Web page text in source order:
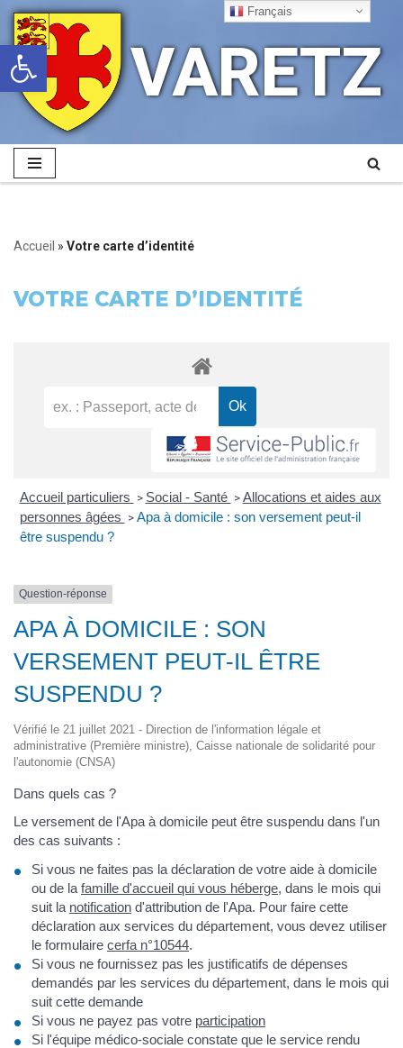
Ouvrir la barre d’outils
Aller
au
contenu
VARETZ
Accueil » Votre carte d’identité
VOTRE CARTE D’IDENTITÉ
Accueil particuliers > Social - Santé > Allocations et aides aux
personnes âgées > Apa à domicile : son versement peut-il
être suspendu ?
Question-réponse
APA À DOMICILE : SON
VERSEMENT PEUT-IL ÊTRE
SUSPENDU ?
Vérifié le 21 juillet 2021 - Direction de l'information légale et
administrative (Première ministre), Caisse nationale de solidarité pour
l'autonomie (CNSA)
Dans quels cas ?
Le versement de l'Apa à domicile peut être suspendu dans l'un
des cas suivants :
Si vous ne faites pas la déclaration de votre aide à domicile
ou de la famille d'accueil qui vous héberge, dans le mois qui
suit la notification d'attribution de l'Apa. Pour faire cette
déclaration aux services du département, vous devez utiliser
le formulaire cerfa n°10544.
Si vous ne fournissez pas les justificatifs de dépenses
demandés par les services du département, dans le mois qui
suit cette demande
Si vous ne payez pas votre participation
Si l'équipe médico-sociale constate que le service rendu
Français